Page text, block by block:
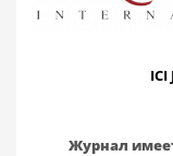
Журнал